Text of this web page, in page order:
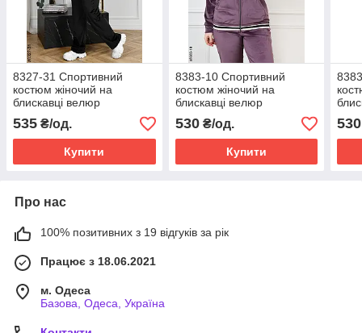
8327-31 Спортивний
костюм жіночий на
блискавці велюр
напівбатал (4 од:
48,50,52,54)
535 ₴/од.
Купити
8383-10 Спортивний
костюм жіночий на
блискавці велюр
напівбатал (4 од:
48,50,52,54)
530₴/од.
Купити
530
Про нас
100% позитивних з 19 відгуків за рік
Працює з 18.06.2021
м. Одеса
Базова, Одеса, Україна